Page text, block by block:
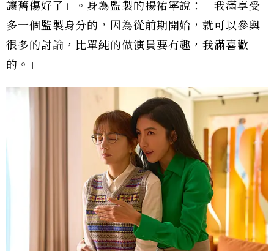
讓舊傷好了」。身為監製的楊祐寧說：「我滿享受
多一個監製身分的，因為從前期開始，就可以參與
很多的討論，比單純的做演員要有趣，我滿喜歡
的。」